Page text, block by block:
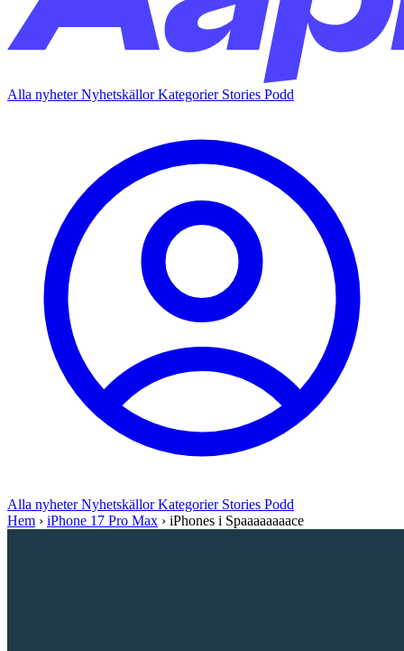
Alla nyheterNyhetskällorKategorier Stories Podd
Alla nyheterNyhetskällorKategorier Stories Podd
Hem › iPhone 17 Pro Max › iPhones i Spaaaaaaaace